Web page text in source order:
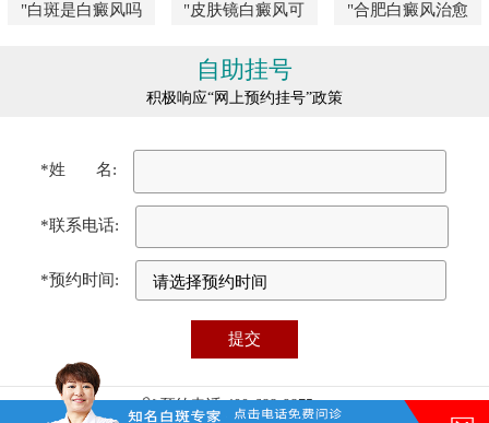
"白斑是白癜风吗 "皮肤镜白癜风可 "合肥白癜风治愈
自助挂号
积极响应“网上预约挂号”政策
*姓 名:
*联系电话:
*预约时间:
预约电话:400-688-9875